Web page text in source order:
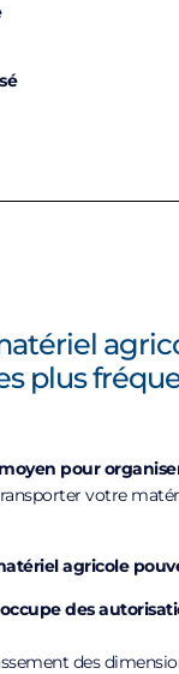
plus
pour
votre
agricole
des
des